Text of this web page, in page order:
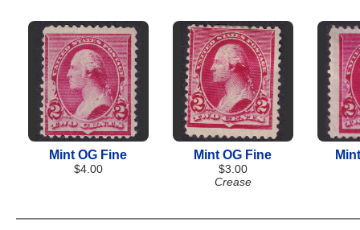
Mint OG Fine
$4.00
Mint OG Fine
$3.00
Crease